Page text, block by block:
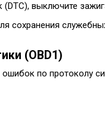
выключите
сохранения
(OBD1)
по протоколу